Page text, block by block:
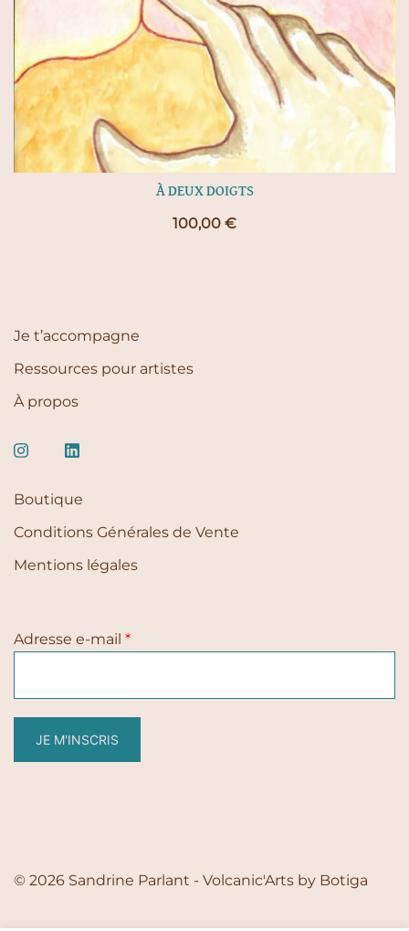
À DEUX DOIGTS
100,00 €
Je t’accompagne
Ressources pour artistes
À propos
Boutique
Conditions Générales de Vente
Mentions légales
Adresse e-mail *
JE M'INSCRIS
© 2026 Sandrine Parlant - Volcanic'Arts by Botiga